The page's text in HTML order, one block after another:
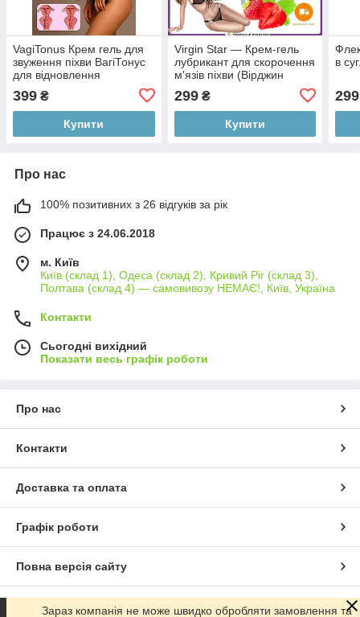
VagiTonus Крем гель для
звуження піхви ВагіТонус
для відновлення
еластичності м’язів піхви
399 ₴
Купити
Virgin Star — Крем-гель
лубрикант для скорочення
м'язів піхви (Вірджин
299₴
Купити
в
299
Про нас
100% позитивних з 26 відгуків за рік
Працює з 24.06.2018
м. Київ
Київ (склад 1), Одеса (склад 2), Кривий Ріг (склад 3),
Полтава (склад 4) — самовивозу НЕМАЄ!, Київ, Україна
Контакти
Сьогодні вихідний
Показати весь графік роботи
Про нас
Контакти
Доставка та оплата
Графік роботи
Повна версія сайту
Сайт створено на маркетплейсі Prom.ua
Зараз компанія не може швидко обробляти замовлення та